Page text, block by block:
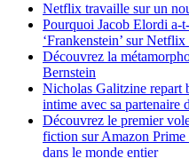
Netflix travaille sur un
Pourquoi Jacob Elordi a-
‘Frankenstein’ sur
Découvrez la
Bernstein
Nicholas Galitzine repart
intime avec sa partenaire
Découvrez le premier
fiction sur Amazon
dans le monde entier